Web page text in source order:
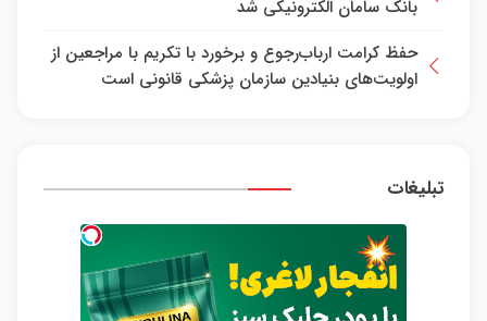
بانک سامان الکترونیکی شد
حفظ کرامت ارباب‌رجوع و برخورد با تکریم با مراجعین از
اولویت‌های بنیادین سازمان پزشکی قانونی است
تبلیغات